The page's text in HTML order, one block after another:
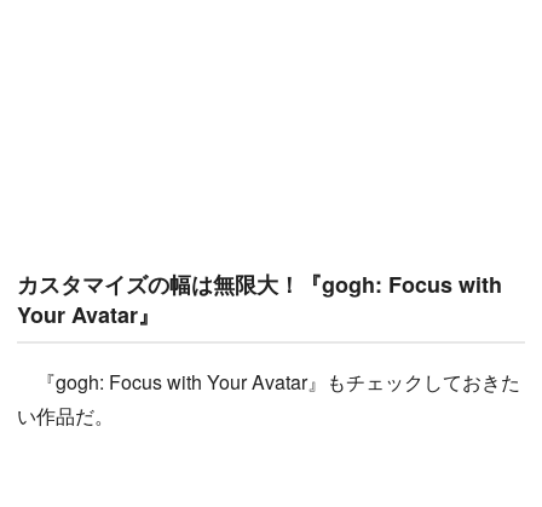
カスタマイズの幅は無限大！『gogh: Focus with
Your Avatar』
『gogh: Focus with Your Avatar』もチェックしておきた
い作品だ。